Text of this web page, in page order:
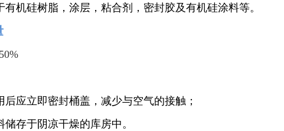
有机硅树脂，涂层，粘合剂，密封胶及有机硅涂料等。
后应立即密封桶盖，减少与空气的接触；
储存于阴凉干燥的库房中。